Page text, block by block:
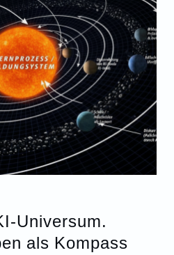
Universum.
als Kompass